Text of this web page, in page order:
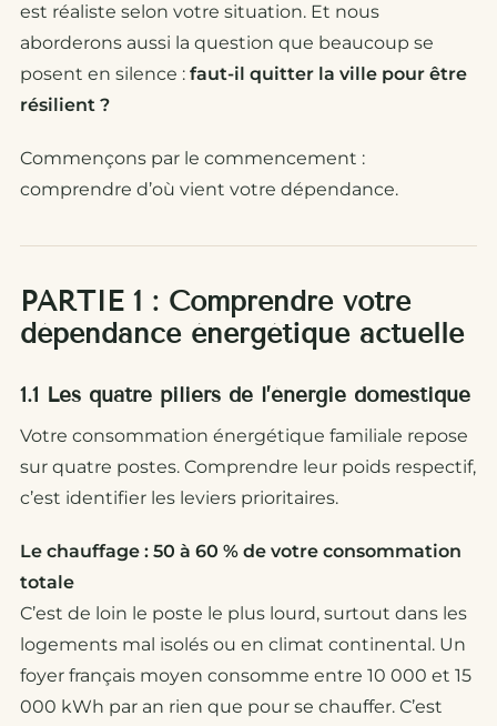
est réaliste selon votre situation. Et nous
aborderons aussi la question que beaucoup se
posent en silence : faut-il quitter la ville pour être
résilient ?
Commençons par le commencement :
comprendre d’où vient votre dépendance.
PARTIE 1 : Comprendre votre
dépendance énergétique actuelle
1.1 Les quatre piliers de l’énergie domestique
Votre consommation énergétique familiale repose
sur quatre postes. Comprendre leur poids respectif,
c’est identifier les leviers prioritaires.
Le chauffage : 50 à 60 % de votre consommation
totale
C’est de loin le poste le plus lourd, surtout dans les
logements mal isolés ou en climat continental. Un
foyer français moyen consomme entre 10 000 et 15
000 kWh par an rien que pour se chauffer. C’est